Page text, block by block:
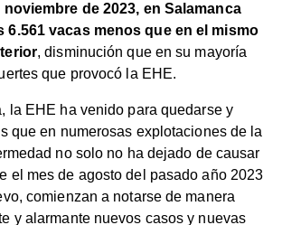
noviembre de 2023, en Salamanca
6.561 vacas menos que en el mismo
, disminución que en su mayoría
que provocó la EHE.
la EHE ha venido para quedarse y
que en numerosas explotaciones de la
no solo no ha dejado de causar
el mes de agosto del pasado año 2023
comienzan a notarse de manera
y alarmante nuevos casos y nuevas